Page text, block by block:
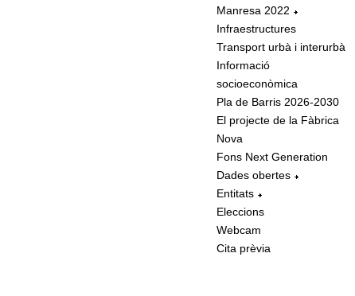
Manresa 2022
Infraestructures
Transport urbà i interurbà
Informació
socioeconòmica
Pla de Barris 2026-2030
El projecte de la Fàbrica
Nova
Fons Next Generation
Dades obertes
Entitats
Eleccions
Webcam
Cita prèvia